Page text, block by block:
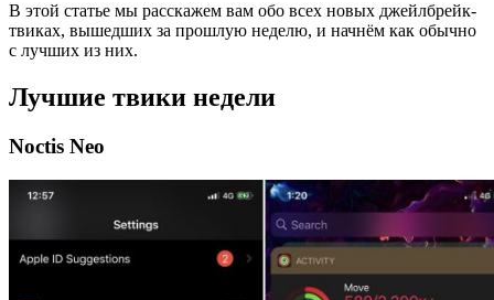
В этой статье мы расскажем вам обо всех новых джейлбрейк-
твиках, вышедших за прошлую неделю, и начнём как обычно
с лучших из них.
Лучшие твики недели
Noctis Neo